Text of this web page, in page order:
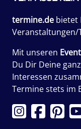
termine.de bietet
Veranstaltungen/
Mit unseren
Du Dir Deine
Interessen
Termine stets im